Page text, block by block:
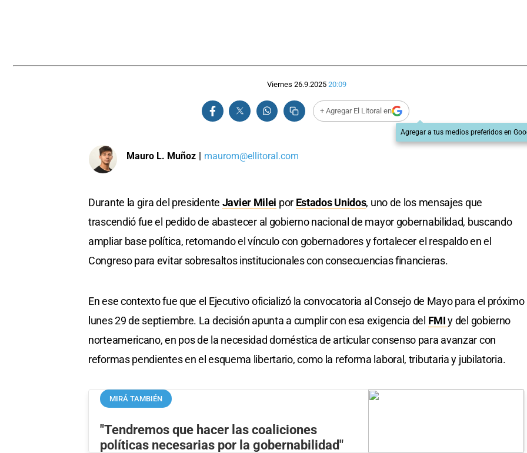
Viernes 26.9.2025 20:09
+ Agregar El Litoral en
Agregar a tus medios preferidos en
Mauro L. Muñoz | maurom@ellitoral.com
Durante la gira del presidente Javier Milei por Estados Unidos, uno de los mensajes que
trascendió fue el pedido de abastecer al gobierno nacional de mayor gobernabilidad, buscando
ampliar base política, retomando el vínculo con gobernadores y fortalecer el respaldo en el
Congreso para evitar sobresaltos institucionales con consecuencias financieras.
En ese contexto fue que el Ejecutivo oficializó la convocatoria al Consejo de Mayo para el próximo
lunes 29 de septiembre. La decisión apunta a cumplir con esa exigencia del FMIy del gobierno
norteamericano, en pos de la necesidad doméstica de articular consenso para avanzar con
reformas pendientes en el esquema libertario, como la reforma laboral, tributaria y jubilatoria.
MIRÁ TAMBIÉN
"Tendremos que hacer las coaliciones
políticas necesarias por la gobernabilidad"